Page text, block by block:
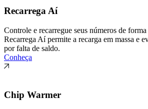
Recarrega Aí
Controle e recarregue seus números de
Recarrega Aí permite a recarga em massa e
por falta de saldo.
Conheça
Chip Warmer